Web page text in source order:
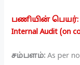
பணியின் பெயர்:
Internal Audit (on
சம்பளம்:As per